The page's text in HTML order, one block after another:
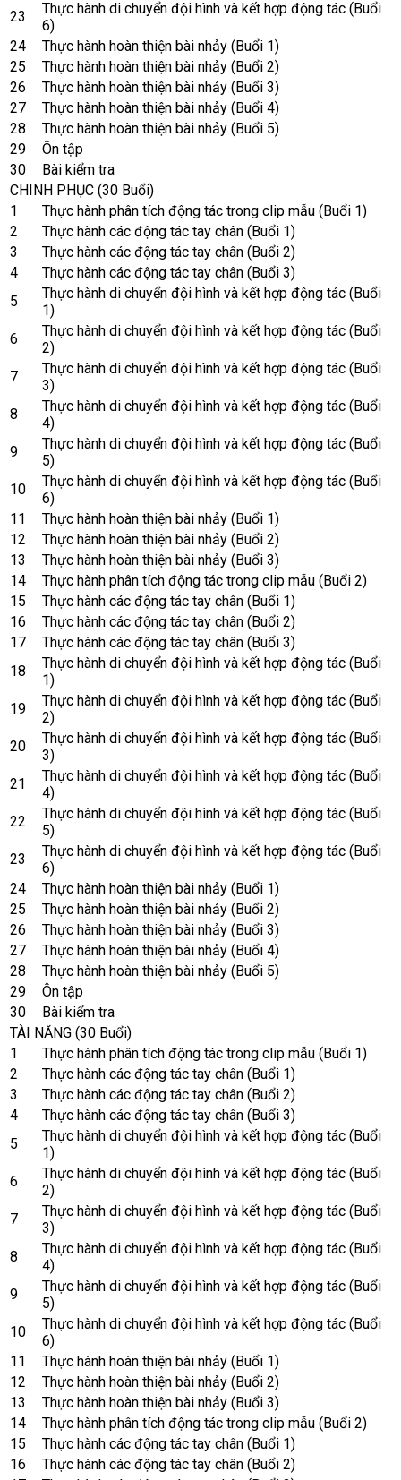
23
Thực hành di chuyển đội hình và kết hợp động tác (Buổi
6)
24
Thực hành hoàn thiện bài nhảy (Buổi 1)
25
Thực hành hoàn thiện bài nhảy (Buổi 2)
26
Thực hành hoàn thiện bài nhảy (Buổi 3)
27
Thực hành hoàn thiện bài nhảy (Buổi 4)
28
Thực hành hoàn thiện bài nhảy (Buổi 5)
29
Ôn tập
30
Bài kiểm tra
CHINH PHỤC (30 Buổi)
1
Thực hành phân tích động tác trong clip mẫu (Buổi 1)
2
Thực hành các động tác tay chân (Buổi 1)
3
Thực hành các động tác tay chân (Buổi 2)
4
Thực hành các động tác tay chân (Buổi 3)
5
Thực hành di chuyển đội hình và kết hợp động tác (Buổi
1)
6
Thực hành di chuyển đội hình và kết hợp động tác (Buổi
2)
7
Thực hành di chuyển đội hình và kết hợp động tác (Buổi
3)
8
Thực hành di chuyển đội hình và kết hợp động tác (Buổi
4)
9
Thực hành di chuyển đội hình và kết hợp động tác (Buổi
5)
10
Thực hành di chuyển đội hình và kết hợp động tác (Buổi
6)
11
Thực hành hoàn thiện bài nhảy (Buổi 1)
12
Thực hành hoàn thiện bài nhảy (Buổi 2)
13
Thực hành hoàn thiện bài nhảy (Buổi 3)
14
Thực hành phân tích động tác trong clip mẫu (Buổi 2)
15
Thực hành các động tác tay chân (Buổi 1)
16
Thực hành các động tác tay chân (Buổi 2)
17
Thực hành các động tác tay chân (Buổi 3)
18
Thực hành di chuyển đội hình và kết hợp động tác (Buổi
1)
19
Thực hành di chuyển đội hình và kết hợp động tác (Buổi
2)
20
Thực hành di chuyển đội hình và kết hợp động tác (Buổi
3)
21
Thực hành di chuyển đội hình và kết hợp động tác (Buổi
4)
22
Thực hành di chuyển đội hình và kết hợp động tác (Buổi
5)
23
Thực hành di chuyển đội hình và kết hợp động tác (Buổi
6)
24
Thực hành hoàn thiện bài nhảy (Buổi 1)
25
Thực hành hoàn thiện bài nhảy (Buổi 2)
26
Thực hành hoàn thiện bài nhảy (Buổi 3)
27
Thực hành hoàn thiện bài nhảy (Buổi 4)
28
Thực hành hoàn thiện bài nhảy (Buổi 5)
29
Ôn tập
30
Bài kiểm tra
TÀI NĂNG (30 Buổi)
1
Thực hành phân tích động tác trong clip mẫu (Buổi 1)
2
Thực hành các động tác tay chân (Buổi 1)
3
Thực hành các động tác tay chân (Buổi 2)
4
Thực hành các động tác tay chân (Buổi 3)
5
Thực hành di chuyển đội hình và kết hợp động tác (Buổi
1)
6
Thực hành di chuyển đội hình và kết hợp động tác (Buổi
2)
7
Thực hành di chuyển đội hình và kết hợp động tác (Buổi
3)
8
Thực hành di chuyển đội hình và kết hợp động tác (Buổi
4)
9
Thực hành di chuyển đội hình và kết hợp động tác (Buổi
5)
10
Thực hành di chuyển đội hình và kết hợp động tác (Buổi
6)
11
Thực hành hoàn thiện bài nhảy (Buổi 1)
12
Thực hành hoàn thiện bài nhảy (Buổi 2)
13
Thực hành hoàn thiện bài nhảy (Buổi 3)
14
Thực hành phân tích động tác trong clip mẫu (Buổi 2)
15
Thực hành các động tác tay chân (Buổi 1)
16
Thực hành các động tác tay chân (Buổi 2)